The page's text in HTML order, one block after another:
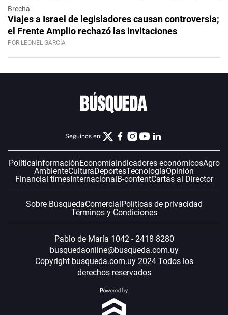
Brecha
Viajes a Israel de legisladores causan controversia;
el Frente Amplio rechazó las invitaciones
POR LEONEL GARCÍA
Seguinos en:
PolíticaInformaciónEconomíaIndicadores económicosAgro
AmbienteCulturaDeportesTecnologíaOpinión
Financial timesInternacionalB-contentCartas al Director
Sobre BúsquedaComercialPolíticas de privacidad
Términos y Condiciones
Pablo de María 1042 - 2418 8280
busquedaonline@busqueda.com.uy
Copyright busqueda.com.uy 2024 Todos los
derechos reservados